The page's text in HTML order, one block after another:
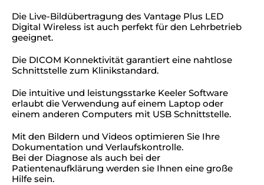
Die Live-Bildübertragung des Vantage Plus LED
Digital Wireless ist auch perfekt für den Lehrbetrieb
geeignet.
Die DICOM Konnektivität garantiert eine nahtlose
Schnittstelle zum Klinikstandard.
Die intuitive und leistungsstarke Keeler Software
erlaubt die Verwendung auf einem Laptop oder
einem anderen Computers mit USB Schnittstelle.
Mit den Bildern und Videos optimieren Sie Ihre
Dokumentation und Verlaufskontrolle.
Bei der Diagnose als auch bei der
Patientenaufklärung werden sie Ihnen eine große
Hilfe sein.